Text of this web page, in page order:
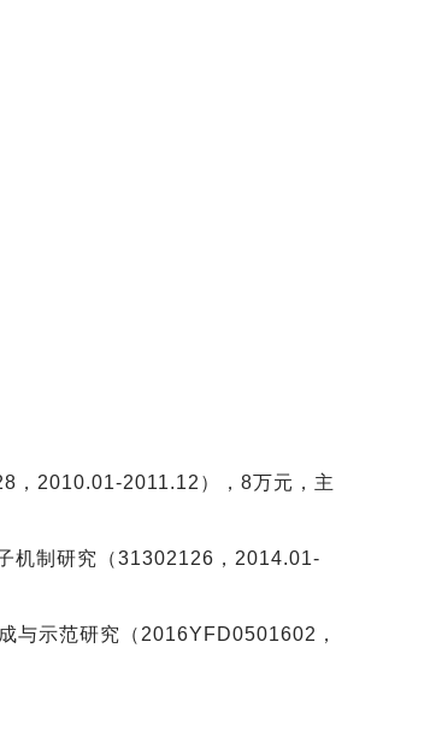
，2010.01-2011.12），8万元，主
机制研究（31302126，2014.01-
与示范研究（2016YFD0501602，